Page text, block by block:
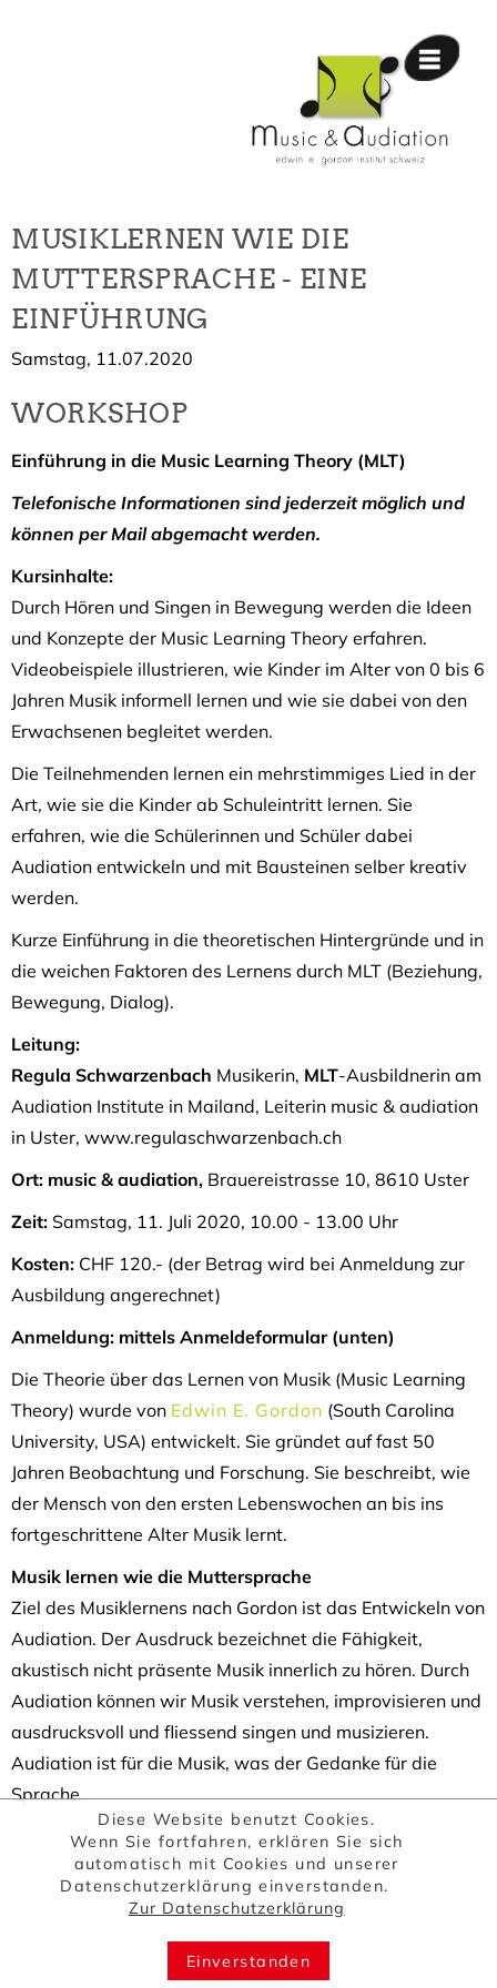
MUSIKLERNEN WIE DIE
MUTTERSPRACHE - EINE
EINFÜHRUNG
Samstag, 11.07.2020
WORKSHOP
Einführung in die Music Learning Theory (MLT)
Telefonische Informationen sind jederzeit möglich und
können per Mail abgemacht werden.
Kursinhalte:
Durch Hören und Singen in Bewegung werden die Ideen
und Konzepte der Music Learning Theory erfahren.
Videobeispiele illustrieren, wie Kinder im Alter von 0 bis 6
Jahren Musik informell lernen und wie sie dabei von den
Erwachsenen begleitet werden.
Die Teilnehmenden lernen ein mehrstimmiges Lied in der
Art, wie sie die Kinder ab Schuleintritt lernen. Sie
erfahren, wie die Schülerinnen und Schüler dabei
Audiation entwickeln und mit Bausteinen selber kreativ
werden.
Kurze Einführung in die theoretischen Hintergründe und in
die weichen Faktoren des Lernens durch MLT (Beziehung,
Bewegung, Dialog).
Leitung:
Regula Schwarzenbach Musikerin, MLT-Ausbildnerin am
Audiation Institute in Mailand, Leiterin music & audiation
in Uster, www.regulaschwarzenbach.ch
Ort: music & audiation, Brauereistrasse 10, 8610 Uster
Zeit: Samstag, 11. Juli 2020, 10.00 - 13.00 Uhr
Kosten: CHF 120.- (der Betrag wird bei Anmeldung zur
Ausbildung angerechnet)
Anmeldung: mittels Anmeldeformular (unten)
Die Theorie über das Lernen von Musik (Music Learning
Theory) wurde von Edwin E. Gordon (South Carolina
University, USA) entwickelt. Sie gründet auf fast 50
Jahren Beobachtung und Forschung. Sie beschreibt, wie
der Mensch von den ersten Lebenswochen an bis ins
fortgeschrittene Alter Musik lernt.
Musik lernen wie die Muttersprache
Ziel des Musiklernens nach Gordon ist das Entwickeln von
Audiation. Der Ausdruck bezeichnet die Fähigkeit,
akustisch nicht präsente Musik innerlich zu hören. Durch
Audiation können wir Musik verstehen, improvisieren und
ausdrucksvoll und fliessend singen und musizieren.
Audiation ist für die Musik, was der Gedanke für die
Sprache.
Diese Website benutzt Cookies.
Wenn Sie fortfahren, erklären Sie sich
automatisch mit Cookies und unserer
Datenschutzerklärung einverstanden.
Zur Datenschutzerklärung
Einverstanden